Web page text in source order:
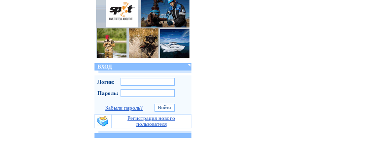
ВХОД
Логин:
Пароль:
Забыли пароль?
Регистрация нового
пользователя